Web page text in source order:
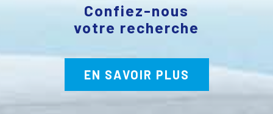
Confiez-nous
votre recherche
EN SAVOIR PLUS